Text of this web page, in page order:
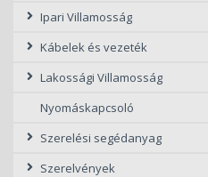
Ipari Villamosság
Kábelek és vezeték
Lakossági Villamosság
Nyomáskapcsoló
Szerelési segédanyag
Szerelvények